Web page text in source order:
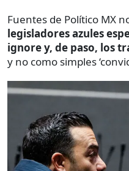
Fuentes de Político MX
legisladores azules
ignore y, de paso, los
y no como simples